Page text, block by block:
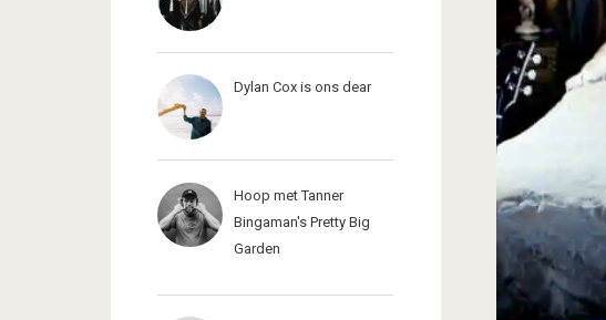
Dylan Cox is ons dear
Hoop met Tanner
Bingaman's Pretty Big
Garden